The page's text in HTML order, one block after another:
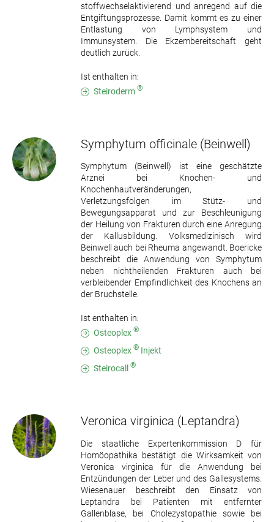
stoffwechselaktivierend und anregend auf die
Entgiftungsprozesse. Damit kommt es zu einer
Entlastung von Lymphsystem und
Immunsystem. Die Ekzembereitschaft geht
deutlich zurück.
Ist enthalten in:
Steiroderm ®
Symphytum officinale (Beinwell)
Symphytum (Beinwell) ist eine geschätzte
Arznei bei Knochen- und
Knochenhautveränderungen,
Verletzungsfolgen im Stütz- und
Bewegungsapparat und zur Beschleunigung
der Heilung von Frakturen durch eine Anregung
der Kallusbildung. Volksmedizinisch wird
Beinwell auch bei Rheuma angewandt. Boericke
beschreibt die Anwendung von Symphytum
neben nichtheilenden Frakturen auch bei
verbleibender Empfindlichkeit des Knochens an
der Bruchstelle.
Ist enthalten in:
Osteoplex ®
Osteoplex ® Injekt
Steirocall ®
Veronica virginica (Leptandra)
Die staatliche Expertenkommission D für
Homöopathika bestätigt die Wirksamkeit von
Veronica virginica für die Anwendung bei
Entzündungen der Leber und des Gallesystems.
Wiesenauer beschreibt den Einsatz von
Leptandra bei Patienten mit entfernter
Gallenblase, bei Cholezystopathie sowie bei